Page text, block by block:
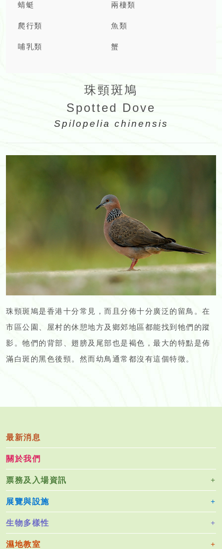
蜻蜓 兩棲類
爬行類 魚類
哺乳類 蟹
珠頸斑鳩
Spotted Dove
Spilopelia chinensis
珠頸斑鳩是香港十分常見，而且分佈十分廣泛的留鳥。在
市區公園、屋村的休憩地方及鄉郊地區都能找到牠們的蹤
影。牠們的背部、翅膀及尾部也是褐色，最大的特點是佈
滿白斑的黑色後頸。然而幼鳥通常都沒有這個特徵。
最新消息
關於我們
票務及入場資訊
展覽與設施
生物多樣性
濕地教室